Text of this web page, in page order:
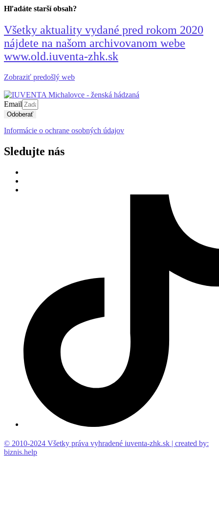
Hľadáte starší obsah?
Všetky aktuality vydané pred rokom 2020
nájdete na našom archivovanom webe
www.old.iuventa-zhk.sk
Zobraziť predošlý web
Email
Odoberať
Informácie o ochrane osobných údajov
Sledujte nás
© 2010-2024 Všetky práva vyhradené iuventa-zhk.sk | created by:
biznis.help